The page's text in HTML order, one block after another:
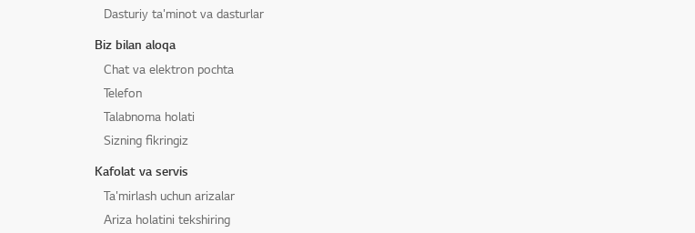
Dasturiy ta'minot va dasturlar
Biz bilan aloqa
Chat va elektron pochta
Telefon
Talabnoma holati
Sizning fikringiz
Kafolat va servis
Ta'mirlash uchun arizalar
Ariza holatini tekshiring